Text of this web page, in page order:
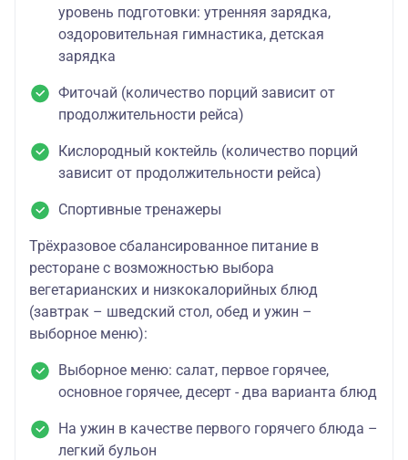
уровень подготовки: утренняя зарядка,
оздоровительная гимнастика, детская
зарядка
Фиточай (количество порций зависит от
продолжительности рейса)
Кислородный коктейль (количество порций
зависит от продолжительности рейса)
Спортивные тренажеры
Трёхразовое сбалансированное питание в
ресторане с возможностью выбора
вегетарианских и низкокалорийных блюд
(завтрак – шведский стол, обед и ужин –
выборное меню):
Выборное меню: салат, первое горячее,
основное горячее, десерт - два варианта блюд
На ужин в качестве первого горячего блюда –
легкий бульон